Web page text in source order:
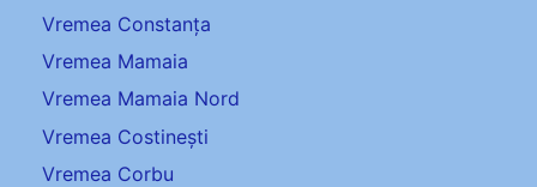
Vremea Constanța
Vremea Mamaia
Vremea Mamaia Nord
Vremea Costinești
Vremea Corbu